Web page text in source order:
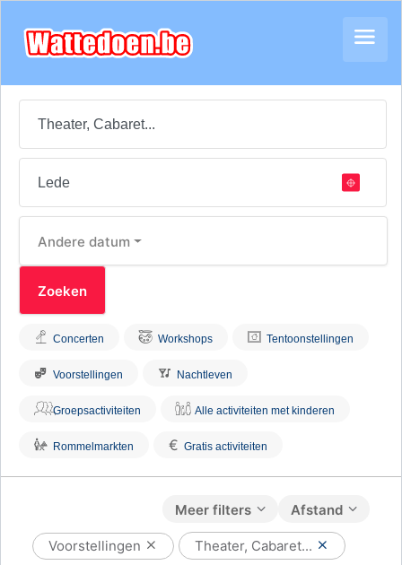
Andere datum
Concerten Workshops Tentoonstellingen
Voorstellingen Nachtleven
Groepsactiviteiten Alle activiteiten met kinderen
Rommelmarkten € Gratis activiteiten
Afstand
Meer filters
Voorstellingen Theater, Cabaret...